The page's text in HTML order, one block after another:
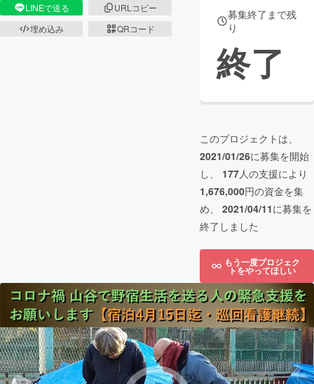
LINEで送る
URLコピー
埋め込み
QRコード
募集終了まで残
り
終了
このプロジェクトは、
2021/01/26に募集を開始
し、 177人の支援により
1,676,000円の資金を集
め、 2021/04/11に募集を
終了しました
もう一度プロジェク
トをやってほしい